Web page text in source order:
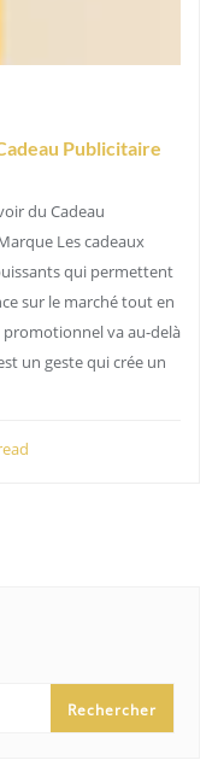
Publicitaire
du Cadeau
Les cadeaux
qui permettent
sur le marché tout en
va au-delà
un geste qui crée un
Rechercher